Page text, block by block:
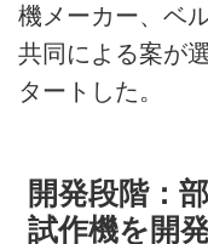
機メーカー、ベ
共同による案が
タートした。
開発段階：
試作機を開